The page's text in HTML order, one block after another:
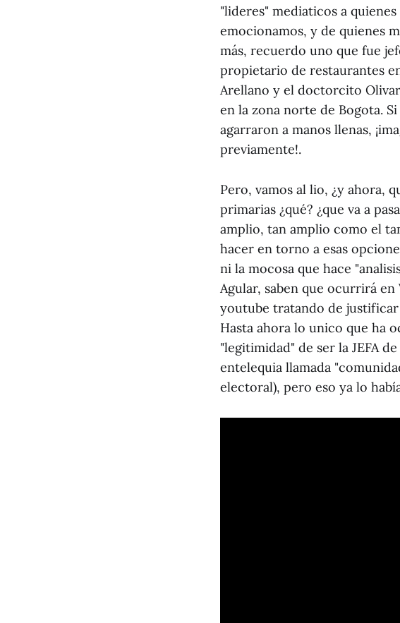
"lideres" mediaticos a
emocionamos, y de quienes
más, recuerdo uno que fue
propietario de restaurantes
Arellano y el doctorcito
en la zona norte de Bogota.
agarraron a manos llenas,
previamente!.
Pero, vamos al lio, ¿y ahora,
primarias ¿qué? ¿que va a
amplio, tan amplio como el
hacer en torno a esas
ni la mocosa que hace
Agular, saben que ocurrirá
youtube tratando de justificar
Hasta ahora lo unico que ha
"legitimidad" de ser la JEFA
entelequia llamada
electoral), pero eso ya lo